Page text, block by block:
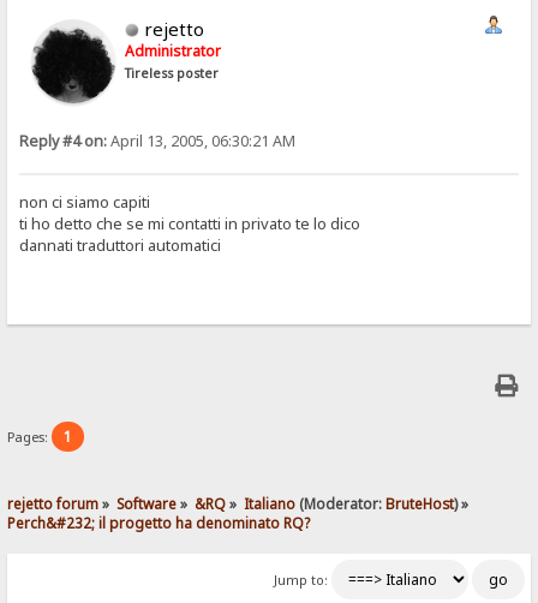
rejetto
Administrator
Tireless poster
Reply #4 on:April 13, 2005, 06:30:21 AM
non ci siamo capiti
ti ho detto che se mi contatti in privato te lo dico
dannati traduttori automatici
Pages: 1
rejetto forum» Software» &RQ» Italiano (Moderator:BruteHost) »
Perch&#232; il progetto ha denominato RQ?
Jump to: